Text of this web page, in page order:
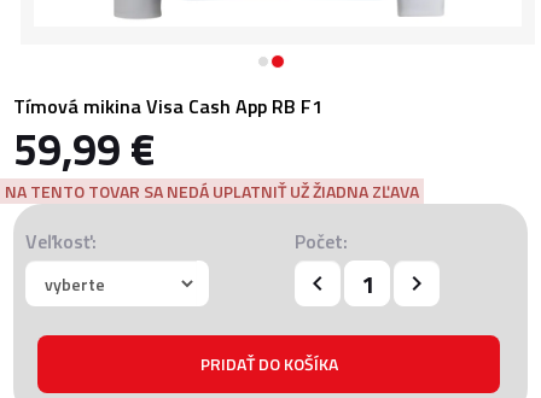
Tímová mikina Visa Cash App RB F1
59,99 €
NA TENTO TOVAR SA NEDÁ UPLATNIŤ UŽ ŽIADNA ZĽAVA
Veľkosť: Počet: